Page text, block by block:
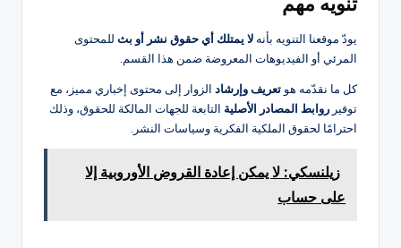
يودّ موقعنا التنويه بأنه لا يمتلك أي حقوق نشر أو بث للمحتوى
المرئي أو الفيديوهات المعروضة ضمن هذا القسم.
كل ما نقدّمه هو تعريف وإرشاد الزوار إلى محتوى إخباري مميز، مع
توفير روابط المصادر الأصلية التابعة للجهات المالكة للحقوق، وذلك
احترامًا لحقوق الملكية الفكرية وسياسات النشر.
زيلنسكي: لا يمكن إعادة القروض الأوروبية إلا
على حساب